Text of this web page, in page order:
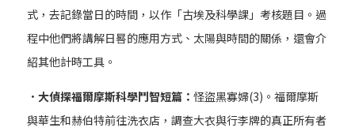
式，去記錄當日的時間，以作「古埃及科學課」考核題目。過
程中他們將講解日晷的應用方式、太陽與時間的關係，還會介
紹其他計時工具。
．大偵探福爾摩斯科學鬥智短篇： 怪盜黑寡婦(3)。福爾摩斯
與華生和赫伯特前往洗衣店，調查大衣與行李牌的真正所有者